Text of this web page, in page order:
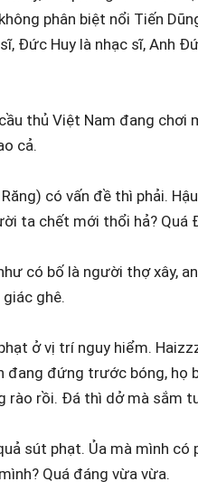
phân biệt nổi Tiến
Đức Huy là nhạc sĩ, Anh
thủ Việt Nam đang chơi
cả.
có vấn đề thì phải.
ta chết mới thổi hả? Quá
có bố là người thợ xây,
ghê.
ở vị trí nguy hiểm.
đang đứng trước bóng, họ
rào rồi. Đá thì dở mà sắm
sút phạt. Ủa mà mình có
Quá đáng vừa vừa.